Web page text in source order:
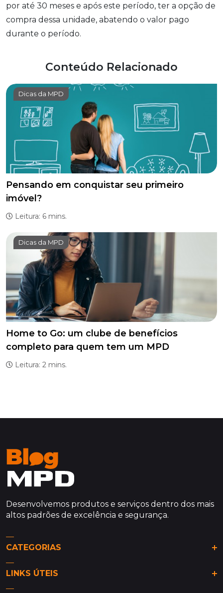
por até 30 meses e após este período, ter a opção de
compra dessa unidade, abatendo o valor pago
durante o período.
Conteúdo Relacionado
Dicas da MPD
Pensando em conquistar seu primeiro
imóvel?
Leitura: 6 mins.
Dicas da MPD
Home to Go: um clube de benefícios
completo para quem tem um MPD
Leitura: 2 mins.
Desenvolvemos produtos e serviços dentro dos mais
altos padrões de excelência e segurança.
CATEGORIAS
Análises & Tendências
De olho na MPD
Dicas da MPD
LINKS ÚTEIS
Site MPD